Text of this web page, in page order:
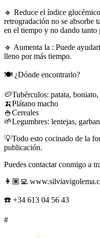
🔹 Reduce el índice
retrogradación no se absorbe
en el tiempo y no dando tanto
🔹 Aumenta la : Puede
lleno por más tiempo.
🍽️ ¿Dónde encontrarlo?
🥔Tubérculos: patata,
🍌Plátano macho
🍚Cereales
🌱Legumbres: lentejas,
💡Todo esto cocinado de la
publicación.
Puedes contactar conmigo a
👩🏽‍💻
☎️ ‪+34 613 04 56 43‬
#